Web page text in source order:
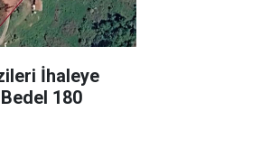
İhaleye
180